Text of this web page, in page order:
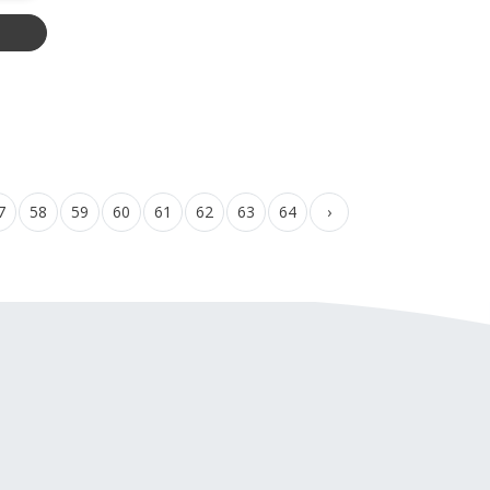
58 59 60 61 62 63 64 ›